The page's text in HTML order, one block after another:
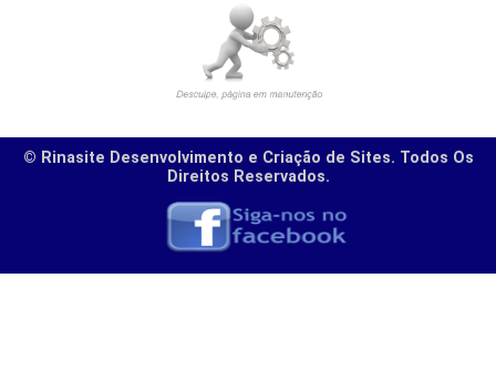
© Rinasite Desenvolvimento e Criação de Sites. Todos Os
Direitos Reservados.